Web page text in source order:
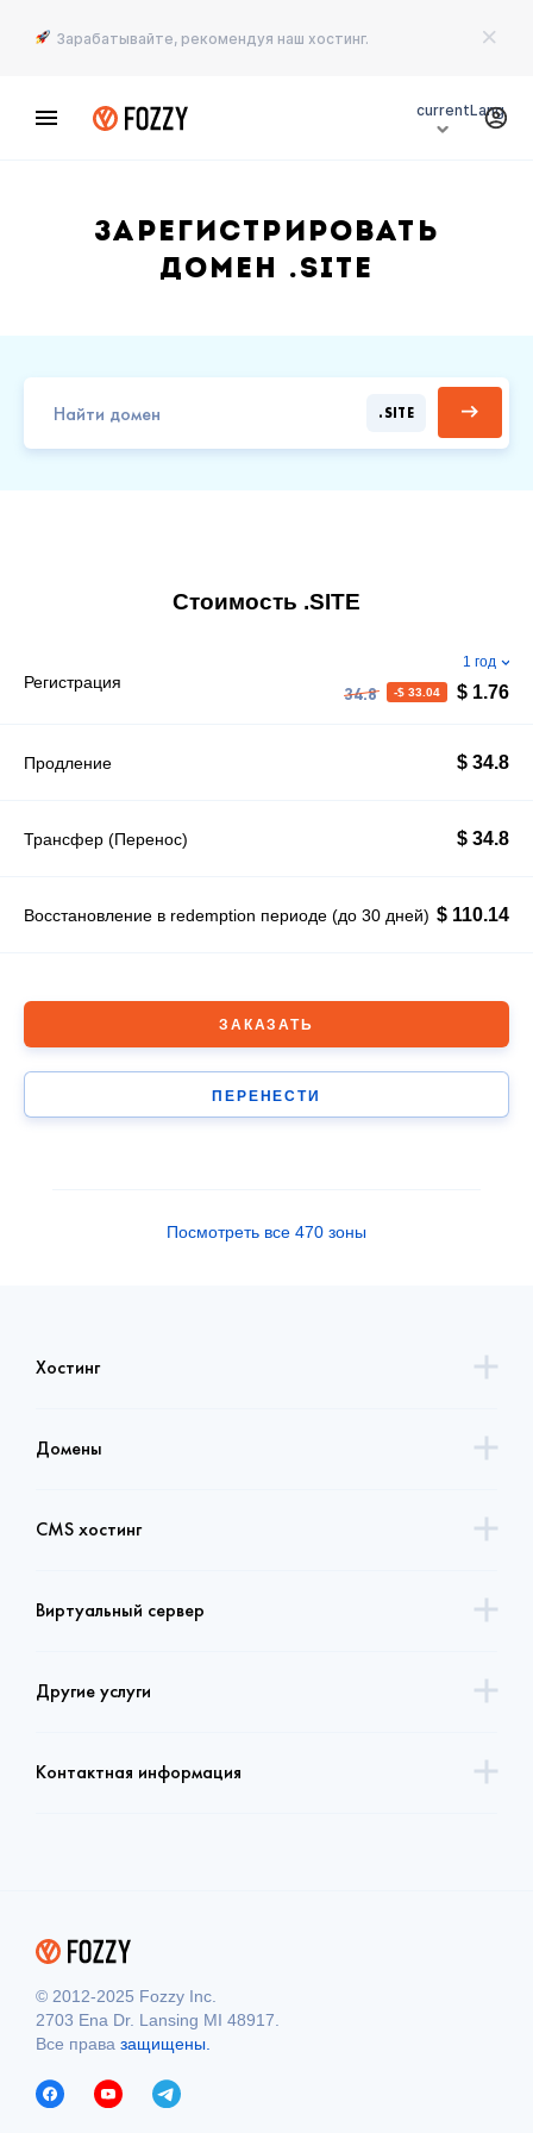
Зарабатывайте, рекомендуя наш хостинг.
currentLang
Зарегистрировать
домен .SITE
.SITE
Стоимость .SITE
Регистрация
1 год
34.8
-$ 33.04 $ 1.76
Продление $ 34.8
Трансфер (Перенос) $ 34.8
Восстановление в redemption периоде (до 30 дней) $ 110.14
ПЕРЕНЕСТИ
ЗАКАЗАТЬ
Посмотреть все 470 зоны
Хостинг
Домены
CMS хостинг
Виртуальный сервер
Другие услуги
Контактная информация
© 2012-2025 Fozzy Inc.
2703 Ena Dr. Lansing MI 48917.
Все права защищены.